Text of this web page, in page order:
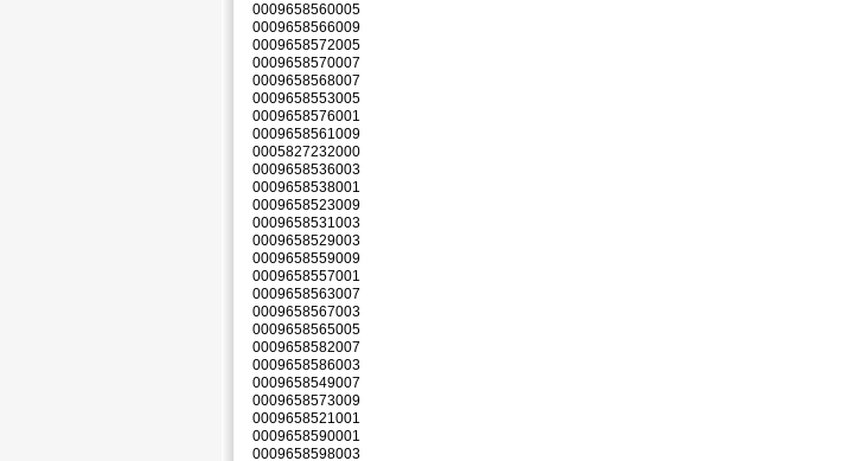
0009658560005
0009658566009
0009658572005
0009658570007
0009658568007
0009658553005
0009658576001
0009658561009
0005827232000
0009658536003
0009658538001
0009658523009
0009658531003
0009658529003
0009658559009
0009658557001
0009658563007
0009658567003
0009658565005
0009658582007
0009658586003
0009658549007
0009658573009
0009658521001
0009658590001
0009658598003